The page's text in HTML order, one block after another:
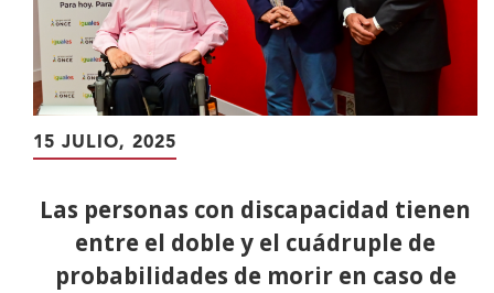
15 JULIO, 2025
Las personas con discapacidad tienen
entre el doble y el cuádruple de
probabilidades de morir en caso de